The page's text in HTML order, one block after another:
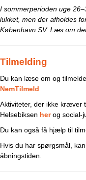
I sommerperioden uge
lukket, men der afholdes
København SV. Læs om
Tilmelding
Du kan læse om og
NemTilmeld
Aktiviteter, der ikke kræver
Helsebiksen herog social-
Du kan også få hjælp til
Hvis du har spørgsmål,
åbningstiden.